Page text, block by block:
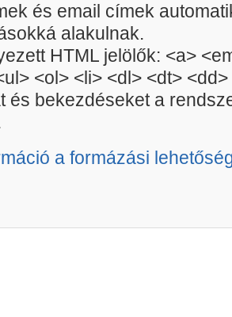
és email címek
alakulnak.
HTML jelölők: <a>
<ol> <li> <dl> <dt> <dd>
és bekezdéseket a
a formázási